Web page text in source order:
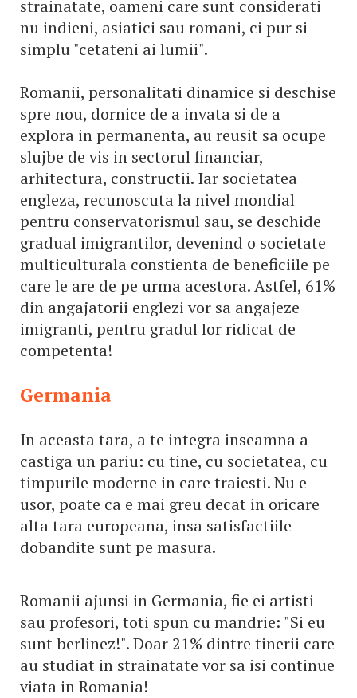
strainatate, oameni care sunt considerati
nu indieni, asiatici sau romani, ci pur si
simplu "cetateni ai lumii".
Romanii, personalitati dinamice si deschise
spre nou, dornice de a invata si de a
explora in permanenta, au reusit sa ocupe
slujbe de vis in sectorul financiar,
arhitectura, constructii. Iar societatea
engleza, recunoscuta la nivel mondial
pentru conservatorismul sau, se deschide
gradual imigrantilor, devenind o societate
multiculturala constienta de beneficiile pe
care le are de pe urma acestora. Astfel, 61%
din angajatorii englezi vor sa angajeze
imigranti, pentru gradul lor ridicat de
competenta!
Germania
In aceasta tara, a te integra inseamna a
castiga un pariu: cu tine, cu societatea, cu
timpurile moderne in care traiesti. Nu e
usor, poate ca e mai greu decat in oricare
alta tara europeana, insa satisfactiile
dobandite sunt pe masura.
Romanii ajunsi in Germania, fie ei artisti
sau profesori, toti spun cu mandrie: "Si eu
sunt berlinez!". Doar 21% dintre tinerii care
au studiat in strainatate vor sa isi continue
viata in Romania!